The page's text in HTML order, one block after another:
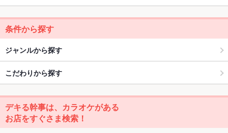
条件から探す
ジャンルから探す
こだわりから探す
デキる幹事は、カラオケがある
お店をすぐさま検索！